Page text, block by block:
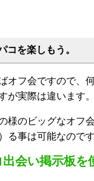
コを楽しもう。
オフ会ですので、
が実際は違います。
様のビッグなオフ
る事は可能なのです
会い掲示板を